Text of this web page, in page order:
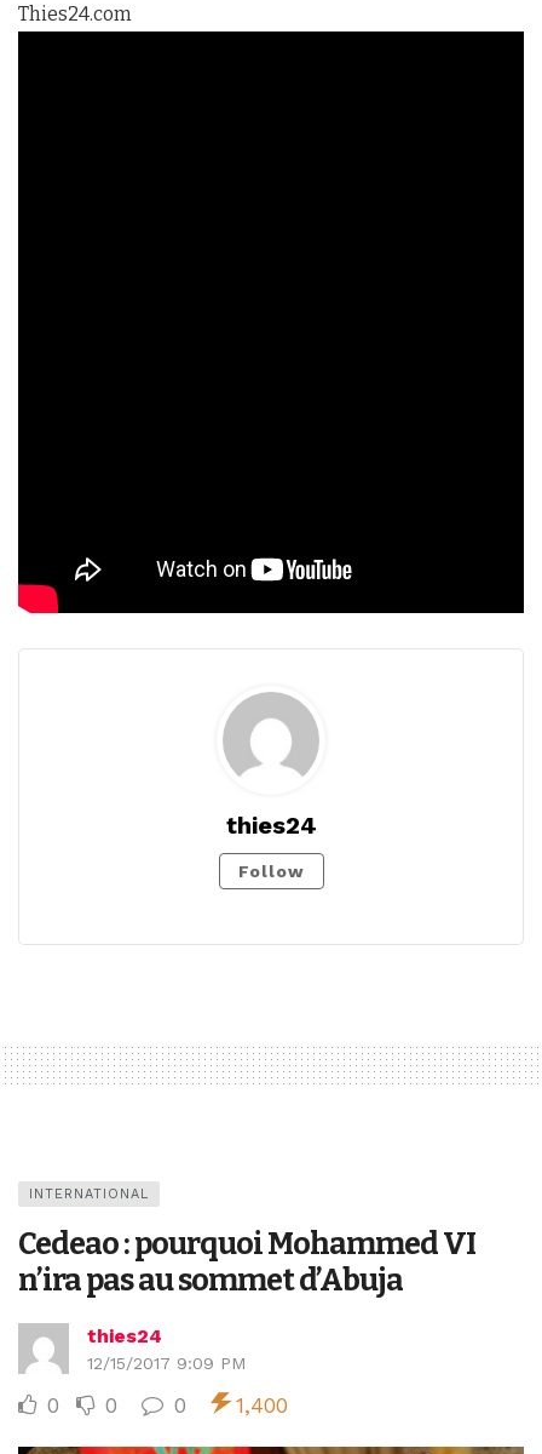
Thies24.com
thies24
Follow
INTERNATIONAL
Cedeao : pourquoi Mohammed VI
n’ira pas au sommet d’Abuja
thies24
12/15/2017 9:09 PM
0 0 0 1,400